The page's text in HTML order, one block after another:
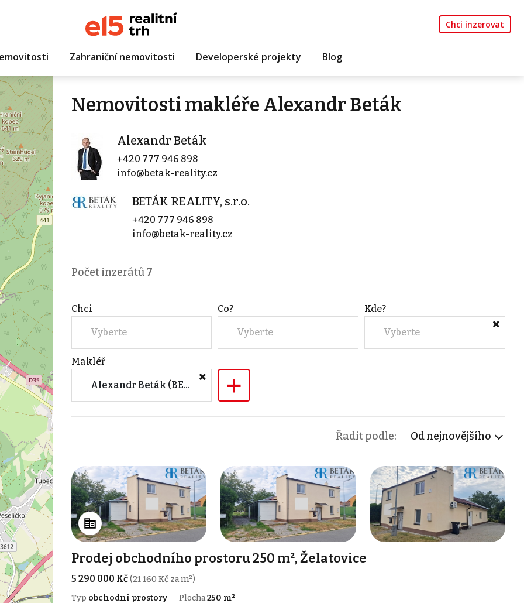
Chci inzerovat
Zahraniční nemovitosti Developerské projekty Blog
Nemovitosti makléře Alexandr Beták
Alexandr Beták
+420 777 946 898
info@betak-reality.cz
BETÁK REALITY, s.r.o.
+420 777 946 898
info@betak-reality.cz
Počet inzerátů7
Chci
Vyberte
Co?
Vyberte
Kde?
Vyberte
Makléř
Alexandr Beták (BETÁK REALITY, s.r.o.) +
Řadit podle: Od nejnovějšího
Prodej obchodního prostoru 250 m², Želatovice
5 290 000 Kč(21 160 Kč za m²)
Typ obchodní prostory Plocha250 m²